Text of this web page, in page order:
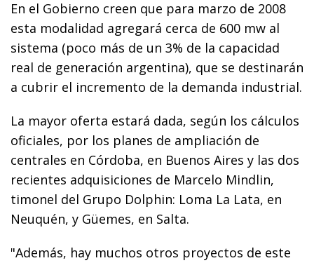
En el Gobierno creen que para marzo de 2008
esta modalidad agregará cerca de 600 mw al
sistema (poco más de un 3% de la capacidad
real de generación argentina), que se destinarán
a cubrir el incremento de la demanda industrial.
La mayor oferta estará dada, según los cálculos
oficiales, por los planes de ampliación de
centrales en Córdoba, en Buenos Aires y las dos
recientes adquisiciones de Marcelo Mindlin,
timonel del Grupo Dolphin: Loma La Lata, en
Neuquén, y Güemes, en Salta.
"Además, hay muchos otros proyectos de este